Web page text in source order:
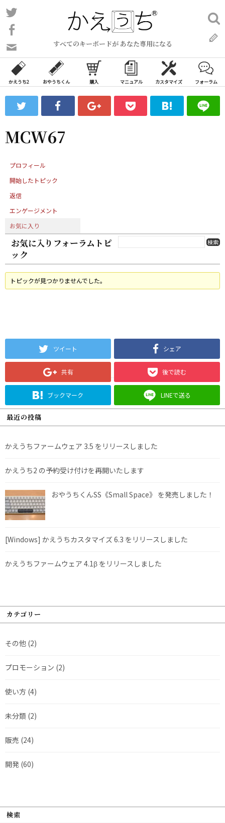
コ
ン
ン
ツ
ス
ッ
プ
すべてのキーボードが あなた専用になる
い
合
わ
フ
ォ
ム
検
索:
かえうち2 おやうちくん 購入 マニュアル カスタマイズ フォーラム
MCW67
プロフィール
開始したトピック
返信
エンゲージメント
お気に入り
お気に入りフォーラムトピ
ック
トピックが見つかりませんでした。
ツイート シェア
共有 後で読む
ブックマーク LINEで送る
最近の投稿
かえうちファームウェア 3.5 をリリースしました
かえうち2 の予約受け付けを再開いたします
おやうちくんSS《Small Space》 を発売しました！
[Windows] かえうちカスタマイズ 6.3 をリリースしました
かえうちファームウェア 4.1β をリリースしました
カテゴリー
その他 (2)
プロモーション (2)
使い方 (4)
未分類 (2)
販売 (24)
開発 (60)
検索